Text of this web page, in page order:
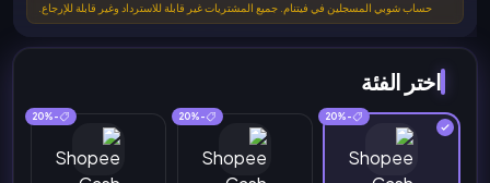
حساب شوبي المسجلين في فيتنام. جميع المشتريات غير قابلة للاسترداد وغير قابلة للإرجاع.
اختر الفئة
-20%
-20%
-20%